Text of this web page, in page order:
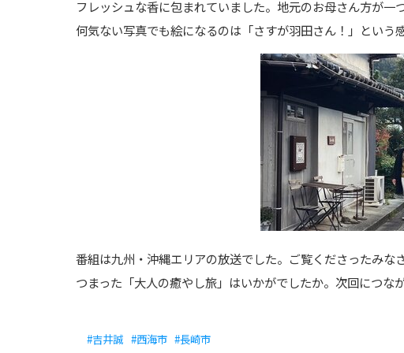
フレッシュな香に包まれていました。地元のお母さん方が
何気ない写真でも絵になるのは「さすが羽田さん！」という感
番組は九州・沖縄エリアの放送でした。ご覧くださったみ
つまった「大人の癒やし旅」はいかがでしたか。次回につな
#吉井誠 #西海市 #長崎市